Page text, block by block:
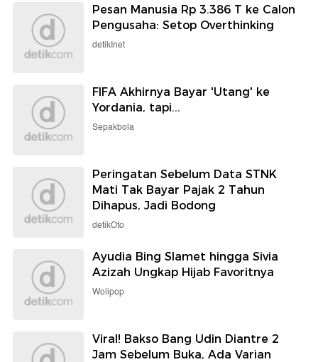
Pesan Manusia Rp 3.386 T ke Calon
Pengusaha: Setop Overthinking
detikInet
FIFA Akhirnya Bayar 'Utang' ke
Yordania, tapi...
Sepakbola
Peringatan Sebelum Data STNK
Mati Tak Bayar Pajak 2 Tahun
Dihapus, Jadi Bodong
detikOto
Ayudia Bing Slamet hingga Sivia
Azizah Ungkap Hijab Favoritnya
Wolipop
Viral! Bakso Bang Udin Diantre 2
Jam Sebelum Buka, Ada Varian